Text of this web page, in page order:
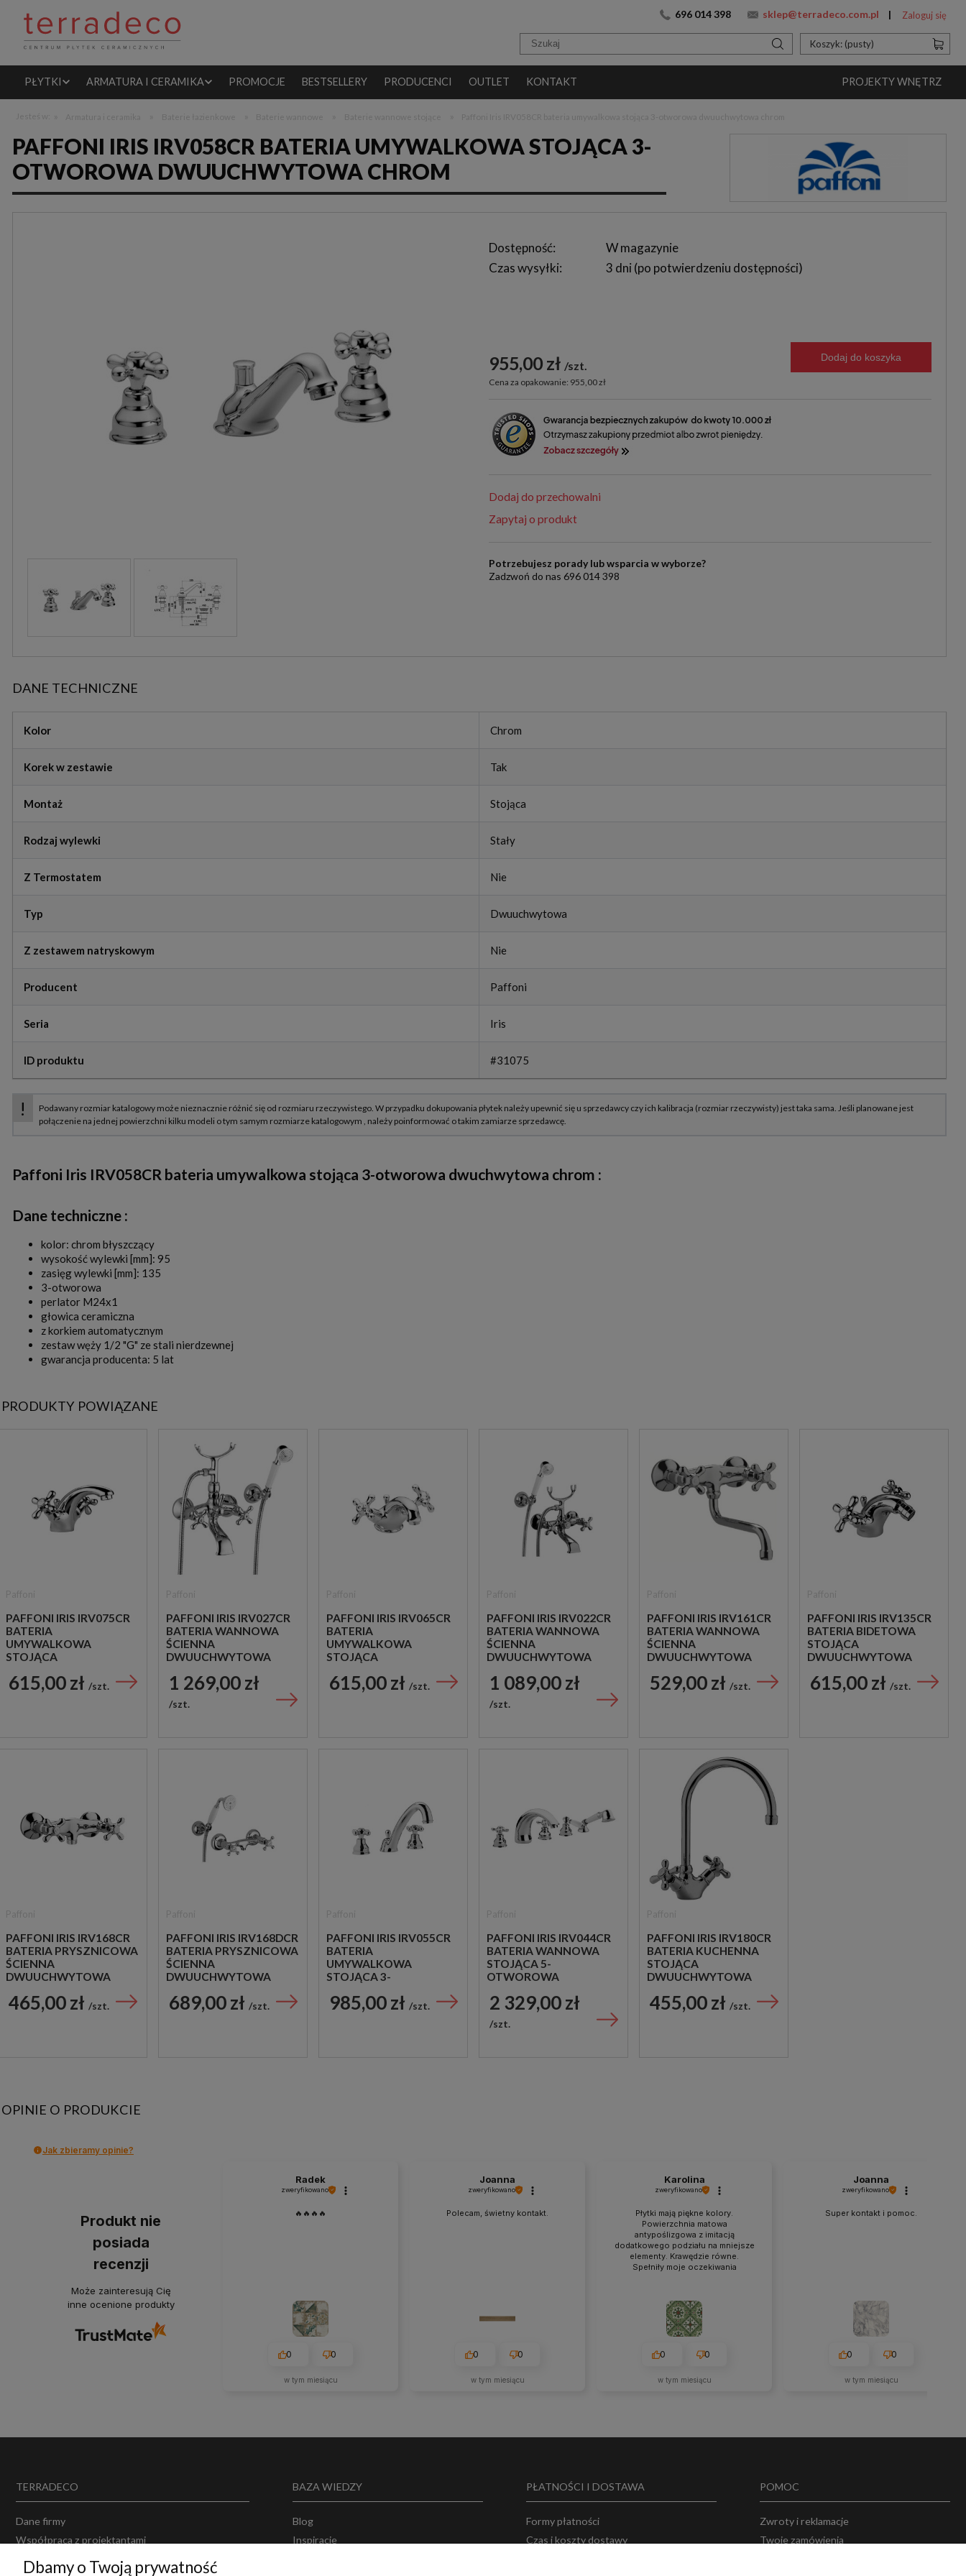
696 014 398 sklep@terradeco.com.pl Zaloguj się
Koszyk: (pusty)
PŁYTKI ARMATURA I CERAMIKA PROMOCJE BESTSELLERY PRODUCENCI OUTLET KONTAKT PROJEKTY WNĘTRZ
PAFFONI IRIS IRV058CR BATERIA UMYWALKOWA STOJĄCA 3-
OTWOROWA DWUUCHWYTOWA CHROM
Dostępność:
W magazynie
Czas wysyłki:
3 dni
955,00 zł szt.
Cena za opakowanie: 955,00 zł
Dodaj do koszyka
Dodaj do przechowalni
Zapytaj o produkt
Potrzebujesz porady lub wsparcia w wyborze?
Zadzwoń do nas 696 014 398
DANE TECHNICZNE
Kolor Chrom
Korek w zestawie Tak
Montaż Stojąca
Rodzaj wylewki Stały
Z Termostatem Nie
Typ Dwuuchwytowa
Z zestawem natryskowym Nie
Producent Paffoni
Seria Iris
ID produktu #31075
Paffoni Iris IRV058CR bateria umywalkowa stojąca 3-otworowa dwuchwytowa chrom :
Dane techniczne :
kolor: chrom błyszczący
wysokość wylewki [mm]: 95
zasięg wylewki [mm]: 135
3-otworowa
perlator M24x1
głowica ceramiczna
z korkiem automatycznym
zestaw węży 1/2 "G" ze stali nierdzewnej
gwarancja producenta: 5 lat
PRODUKTY POWIĄZANE
PAFFONI IRIS IRV075CR
BATERIA
UMYWALKOWA
STOJĄCA
CHROM
615,00 zł szt.
PAFFONI IRIS IRV027CR
BATERIA WANNOWA
ŚCIENNA
DWUUCHWYTOWA
1 269,00 zł
szt.
PAFFONI IRIS IRV065CR
BATERIA
UMYWALKOWA
STOJĄCA
CHROM
615,00 zł szt.
PAFFONI IRIS IRV022CR
BATERIA WANNOWA
ŚCIENNA
DWUUCHWYTOWA
1 089,00 zł
szt.
PAFFONI IRIS IRV161CR
BATERIA WANNOWA
ŚCIENNA
DWUUCHWYTOWA
529,00 zł szt.
PAFFONI IRIS IRV135CR
BATERIA BIDETOWA
STOJĄCA
DWUUCHWYTOWA
615,00 zł szt.
PAFFONI IRIS IRV168CR
BATERIA PRYSZNICOWA
ŚCIENNA
DWUUCHWYTOWA
465,00 zł szt.
PAFFONI IRIS IRV168DCR
BATERIA PRYSZNICOWA
ŚCIENNA
DWUUCHWYTOWA
689,00 zł szt.
PAFFONI IRIS IRV055CR
BATERIA
UMYWALKOWA
STOJĄCA 3-
DWUUCHWYTOWA
CHROM
985,00 zł szt.
PAFFONI IRIS IRV044CR
BATERIA WANNOWA
STOJĄCA 5-
OTWOROWA
CHROM
2 329,00 zł
szt.
PAFFONI IRIS IRV180CR
BATERIA KUCHENNA
STOJĄCA
DWUUCHWYTOWA
455,00 zł szt.
OPINIE O PRODUKCIE
Jak zbieramy opinie?
Produkt nie
posiada
recenzji
Może zainteresują Cię
inne ocenione produkty
Radek
zweryfikowano
🔥🔥🔥🔥
0 0
w tym miesiącu
Joanna
zweryfikowano
Polecam, świetny kontakt.
0 0
w tym miesiącu
Karolina
zweryfikowano
Płytki mają piękne kolory.
Powierzchnia matowa
antypoślizgowa z imitacją
dodatkowego podziału na mniejsze
elementy. Krawędzie równe.
Spełniły moje oczekiwania
0 0
w tym miesiącu
Joanna
zweryfikowano
Super kontakt i pomoc.
0 0
w tym miesiącu
TERRADECO
Dane firmy
Współpraca z projektantami
BAZA WIEDZY
Blog
Inspiracje
PŁATNOŚCI I DOSTAWA
Formy płatności
Czas i koszty dostawy
POMOC
Zwroty i reklamacje
Twoje zamówienia
Dbamy o Twoją prywatność